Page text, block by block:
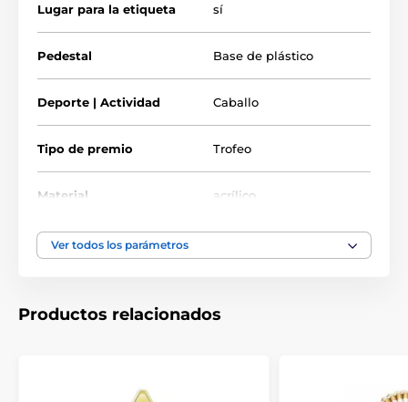
Lugar para la etiqueta sí
Pedestal Base de plástico
Deporte | Actividad Caballo
Tipo de premio Trofeo
Material acrílico
Ver todos los parámetros
Productos relacionados